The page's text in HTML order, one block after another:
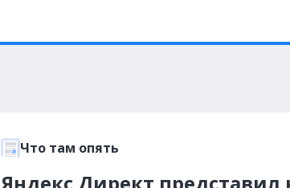
Что там опять